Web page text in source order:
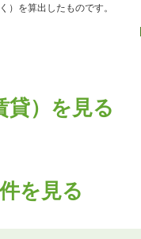
を算出したものです。
貸）を見る
を見る